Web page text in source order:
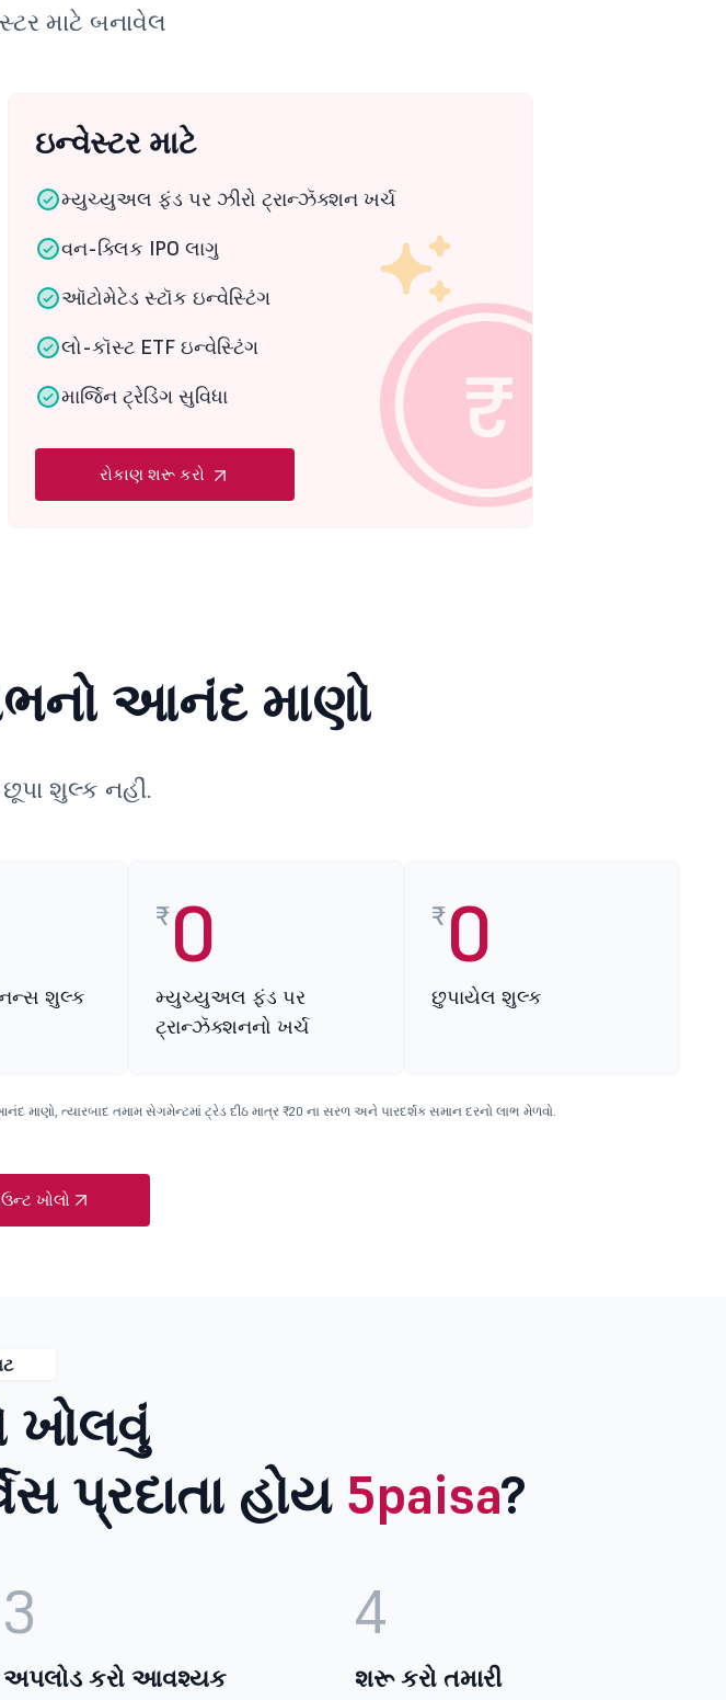
માટે બનાવેલ
ઇન્વેસ્ટર માટે
મ્યુચ્યુઅલ ફંડ પર ઝીરો ટ્રાન્ઝૅક્શન ખર્ચ
વન-ક્લિક IPO લાગુ
ઑટોમેટેડ સ્ટૉક ઇન્વેસ્ટિંગ
લો-કૉસ્ટ ETF ઇન્વેસ્ટિંગ
માર્જિન ટ્રેડિંગ સુવિધા
રોકાણ શરૂ કરો
આનંદ માણો
શુલ્ક નહીં.
શુલ્ક
₹0
મ્યુચ્યુઅલ ફંડ પર
ટ્રાન્ઝૅક્શનનો ખર્ચ
₹0
છુપાયેલ શુલ્ક
ત્યારબાદ તમામ સેગમેન્ટમાં ટ્રેડ દીઠ માત્ર ₹20 ના સરળ અને પારદર્શક સમાન દરનો લાભ મેળવો.
ખોલો
ખોલવું
પ્રદાતા હોય 5paisa?
3
અપલોડ કરો આવશ્યક
4
શરૂ કરો તમારી